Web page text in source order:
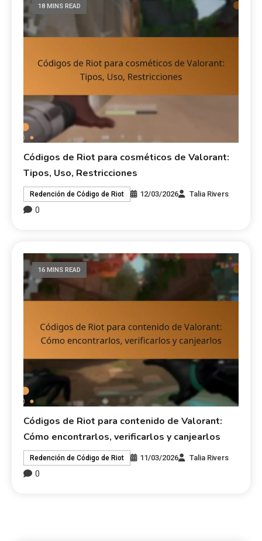
18 MINS READ
Códigos de Riot para cosméticos de Valorant:
Tipos, Uso, Restricciones
Redención de Código de Riot 12/03/2026 Talia Rivers
0
16 MINS READ
Códigos de Riot para contenido de Valorant:
Cómo encontrarlos, verificarlos y canjearlos
Redención de Código de Riot 11/03/2026 Talia Rivers
0